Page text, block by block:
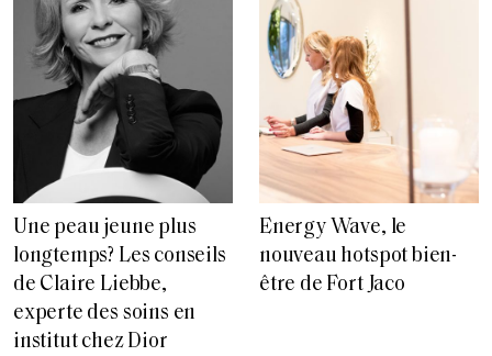
Une peau jeune plus
longtemps? Les conseils
de Claire Liebbe,
experte des soins en
institut chez Dior
Energy Wave, le
nouveau hotspot bien-
être de Fort Jaco